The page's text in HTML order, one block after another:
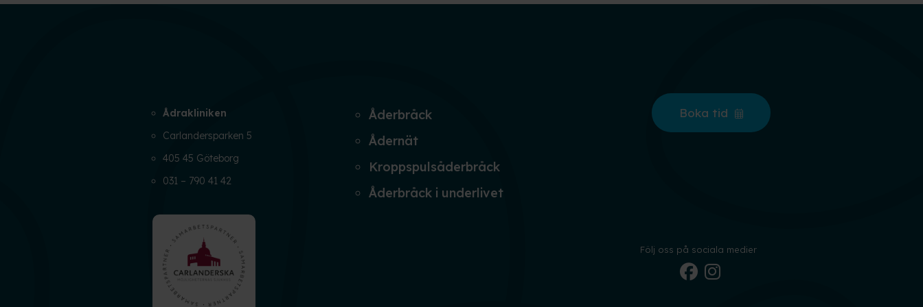
Ådrakliniken
Carlandersparken 5
405 45 Göteborg
031 – 790 41 42
Åderbråck
Ådernät
Kroppspulsåderbråck
Åderbråck i underlivet
Boka tid
Följ oss på sociala medier